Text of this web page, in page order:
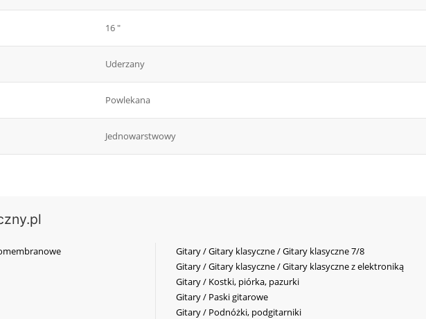
16 "
Uderzany
Powlekana
Jednowarstwowy
Gitary / Gitary klasyczne / Gitary klasyczne 7/8
Gitary / Gitary klasyczne / Gitary klasyczne z elektroniką
Gitary / Kostki, piórka, pazurki
Gitary / Paski gitarowe
Gitary / Podnóżki, podgitarniki